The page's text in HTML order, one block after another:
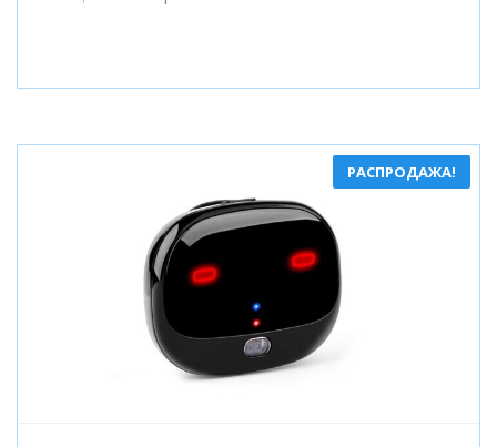
РАСПРОДАЖА!